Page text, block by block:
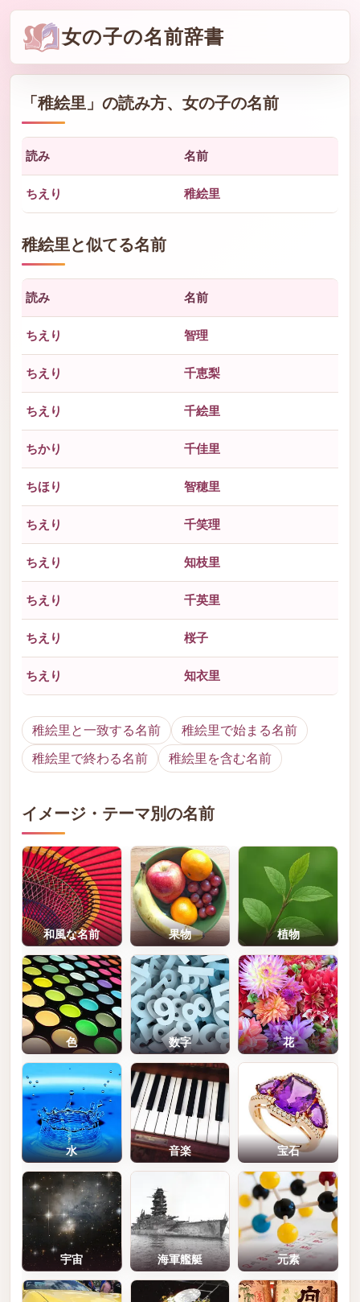
女の子の名前辞書
「稚絵里 」の読み方、女の子の名前
読み 名前
ちえり 稚絵里
稚絵里と似てる名前
読み 名前
ちえり 智理
ちえり 千恵梨
ちえり 千絵里
ちかり 千佳里
ちほり 智穂里
ちえり 千笑理
ちえり 知枝里
ちえり 千英里
ちえり 桜子
ちえり 知衣里
稚絵里と一致する名前
稚絵里で始まる名前
稚絵里で終わる名前
稚絵里を含む名前
イメージ・テーマ別の名前
和風な名前 果物 植物
色 数字 花
水 音楽 宝石
宇宙 海軍艦艇 元素